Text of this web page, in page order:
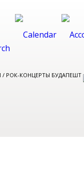
/ РОК-КОНЦЕРТЫ БУДАПЕШТ